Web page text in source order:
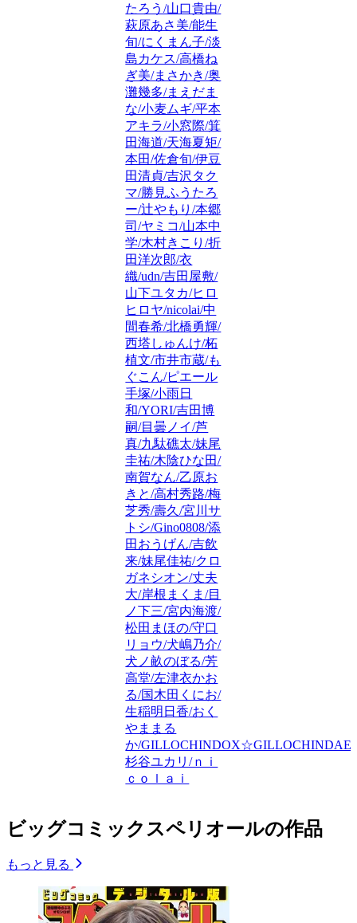
たろう/山口貴由/
萩原あさ美/能生
旬/にくまん子/淡
島カケス/高橋ね
ぎ美/まさかき/奥
灘幾多/まえだま
な/小麦ムギ/平本
アキラ/小窓際/箕
田海道/天海夏矩/
本田/佐倉旬/伊豆
田清貞/吉沢タク
マ/勝見ふうたろ
ー/辻やもり/本郷
司/ヤミコ/山本中
学/木村きこり/折
田洋次郎/衣
織/udn/吉田屋敷/
山下ユタカ/ヒロ
ヒロヤ/nicolai/中
間春希/北橋勇輝/
西塔しゅんけ/柘
植文/市井市蔵/も
ぐこん/ピエール
手塚/小雨日
和/YORI/吉田博
嗣/目曇ノイ/芦
真/九駄礁太/妹尾
圭祐/木陰ひな田/
南賀なん/乙原お
きと/高村秀路/梅
芝秀/壽久/宮川サ
トシ/Gino0808/添
田おうげん/吉飲
来/妹尾佳祐/クロ
ガネシオン/丈夫
大/岸根まくま/目
ノ下三/宮内海渡/
松田まほの/守口
リョウ/犬嶋乃介/
犬ノ畝のぼる/芳
高堂/左津衣かお
る/国木田くにお/
生稲明日香/おく
やままる
か/GILLOCHINDOX☆GILLOCHINDAE/
杉谷ユカリ/ｎｉ
ｃｏｌａｉ
ビッグコミックスペリオールの作品
もっと見る